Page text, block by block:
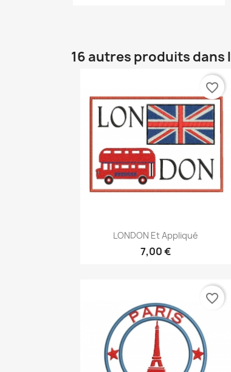
16 autres produits dans
Aperçu rapide
LONDON Et Appliqué
7,00 €
favorite_border
favorite_border